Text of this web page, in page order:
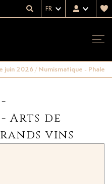
FR
juin 2026/Numismatique -
Arts de
vins